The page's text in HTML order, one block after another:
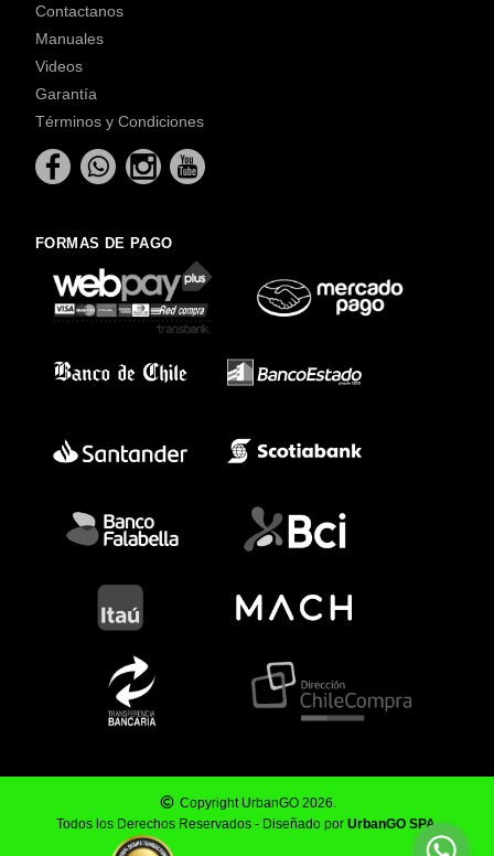
Contactanos
Manuales
Videos
Garantía
Términos y Condiciones
FORMAS DE PAGO
Copyright UrbanGO 2026.
Todos los Derechos Reservados - Diseñado por UrbanGO SPA.